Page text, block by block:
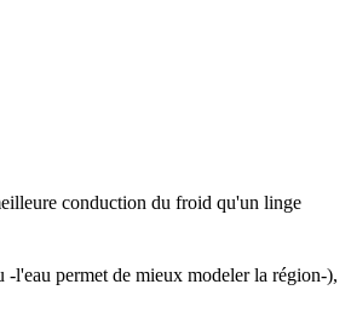
conduction du froid qu'un linge
-l'eau permet de mieux modeler la région-),